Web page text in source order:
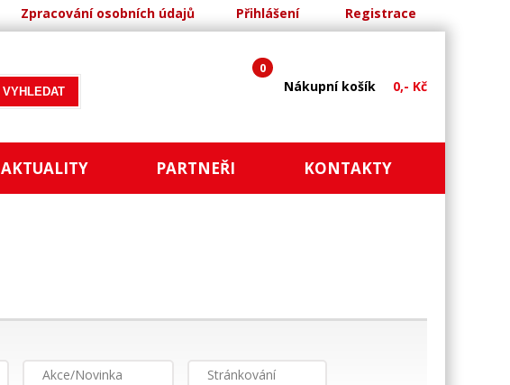
Zpracování osobních údajů Přihlášení Registrace
Nákupní košík 0,- Kč
0
AKTUALITY PARTNEŘI KONTAKTY
Akce/Novinka Stránkování